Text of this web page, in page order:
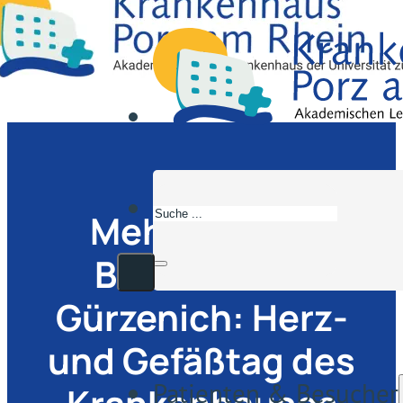
Suchen
Patienten & Besucher
Mehr als 800
Besucher im
Gürzenich: Herz-
und Gefäßtag des